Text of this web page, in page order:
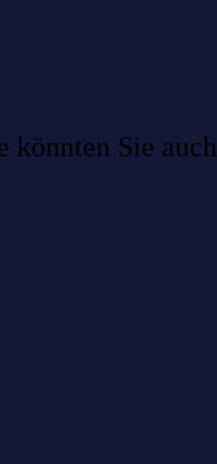
könnten Sie auch